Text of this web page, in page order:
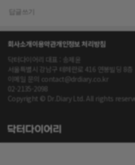
회사소개이용약관개인정보 처리방침
닥터다이어리 대표 : 송제윤
서울특별시 강남구 테헤란로 416 연봉빌딩 8층
이메일 문의 contact@drdiary.co.kr
02-2135-2098
Copyright © Dr.Diary Ltd. All rights